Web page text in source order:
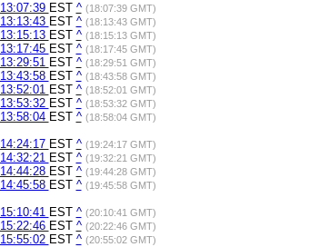
13:07:39 EST ^ (18:07:39 GMT)
13:13:43 EST ^ (18:13:43 GMT)
13:15:13 EST ^ (18:15:13 GMT)
13:17:45 EST ^ (18:17:45 GMT)
13:29:51 EST ^ (18:29:51 GMT)
13:43:58 EST ^ (18:43:58 GMT)
13:52:01 EST ^ (18:52:01 GMT)
13:53:32 EST ^ (18:53:32 GMT)
13:58:04 EST ^ (18:58:04 GMT)
14:24:17 EST ^ (19:24:17 GMT)
14:32:21 EST ^ (19:32:21 GMT)
14:44:28 EST ^ (19:44:28 GMT)
14:45:58 EST ^ (19:45:58 GMT)
15:10:41 EST ^ (20:10:41 GMT)
15:22:46 EST ^ (20:22:46 GMT)
15:55:02 EST ^ (20:55:02 GMT)